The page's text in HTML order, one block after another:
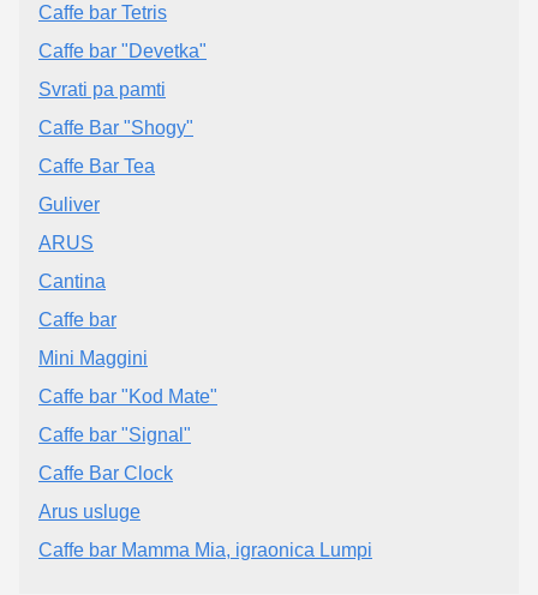
Caffe bar Tetris
Caffe bar "Devetka"
Svrati pa pamti
Caffe Bar "Shogy"
Caffe Bar Tea
Guliver
ARUS
Cantina
Caffe bar
Mini Maggini
Caffe bar "Kod Mate"
Caffe bar "Signal"
Caffe Bar Clock
Arus usluge
Caffe bar Mamma Mia, igraonica Lumpi